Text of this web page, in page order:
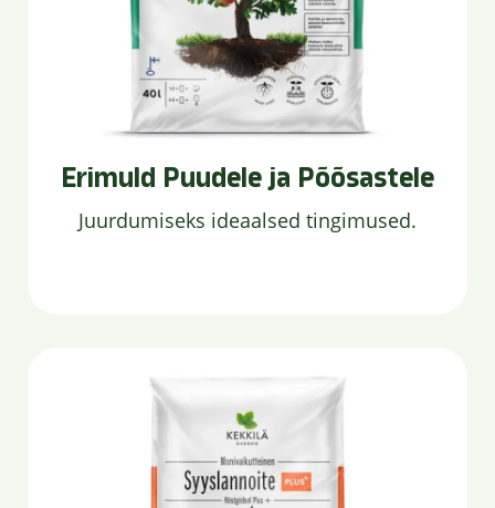
Erimuld Puudele ja Põõsastele
Juurdumiseks ideaalsed tingimused.